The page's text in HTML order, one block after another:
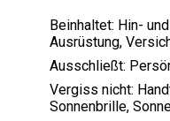
Beinhaltet: Hin-
Ausrüstung,
Ausschließt:
Vergiss nicht:
Sonnenbrille,